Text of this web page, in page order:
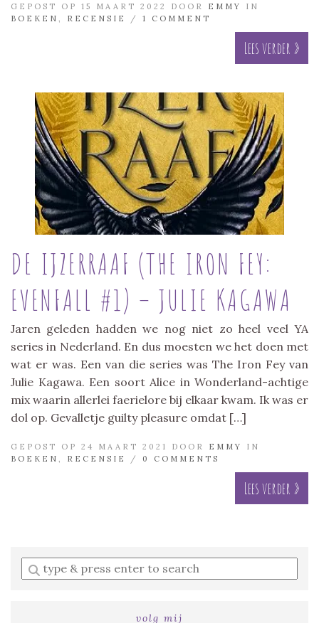
GEPOST OP 15 MAART 2022 DOOR EMMY
IN
BOEKEN
RECENSIE / 1 COMMENT
Lees verder »
DE IJZERRAAF (THE IRON FEY:
EVENFALL #1) – JULIE KAGAWA
Jaren geleden hadden we nog niet zo heel veel YA
series in Nederland. En dus moesten we het doen met
wat er was. Een van die series was The Iron Fey van
Julie Kagawa. Een soort Alice in Wonderland-achtige
mix waarin allerlei faerielore bij elkaar kwam. Ik was er
dol op. Gevalletje guilty pleasure omdat […]
GEPOST OP 24 MAART 2021 DOOR EMMY
IN
BOEKEN
RECENSIE / 0 COMMENTS
Lees verder »
Enter
a
volg mij